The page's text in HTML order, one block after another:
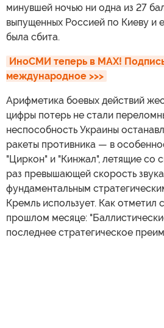
минувшей ночью ни одна из 27
выпущенных Россией по Киеву и
была сбита.
ИноСМИ теперь в MAX!
международное >>>
Арифметика боевых действий
цифры потерь не стали
неспособность Украины
ракеты противника — в
"Циркон" и "Кинжал", летящие со
раз превышающей скорость
фундаментальным
Кремль использует. Как отметил
прошлом месяце:
последнее стратегическое